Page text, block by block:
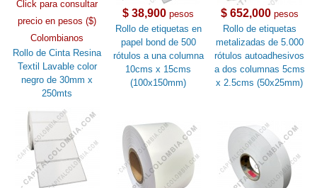
Click para consultar
precio en pesos ($)
Colombianos
Rollo de Cinta Resina
Textil Lavable color
negro de 30mm x
250mts
$ 38,900 pesos
Rollo de etiquetas en
papel bond de 500
rótulos a una columna
10cms x 15cms
(100x150mm)
$ 652,000pesos
Rollo de etiquetas
metalizadas de 5.000
rótulos autoadhesivos
a dos columnas 5cms
x 2.5cms (50x25mm)